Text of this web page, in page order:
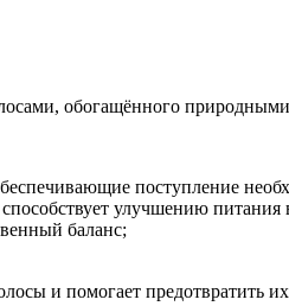
обогащённого
поступление
улучшению питания
баланс;
и помогает предотвратить